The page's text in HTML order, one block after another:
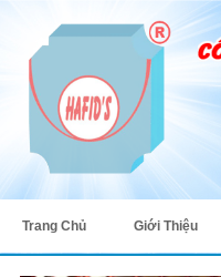
Trang Chủ Giới Thiệu